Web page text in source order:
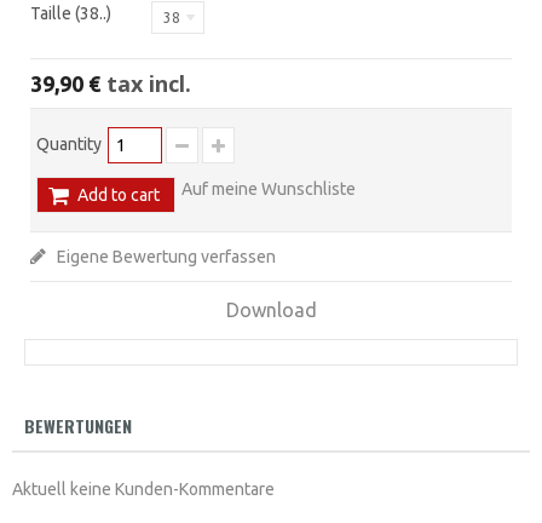
Taille (38..) 38
39,90 € tax incl.
Quantity
Add to cart Auf meine Wunschliste
Eigene Bewertung verfassen
Download
BEWERTUNGEN
Aktuell keine Kunden-Kommentare